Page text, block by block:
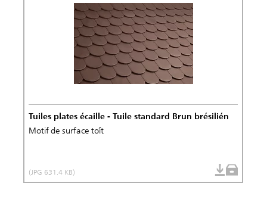
Tuiles plates écaille - Tuile standard Brun brésilién
Motif de surface toît
(JPG 631.4 KB)